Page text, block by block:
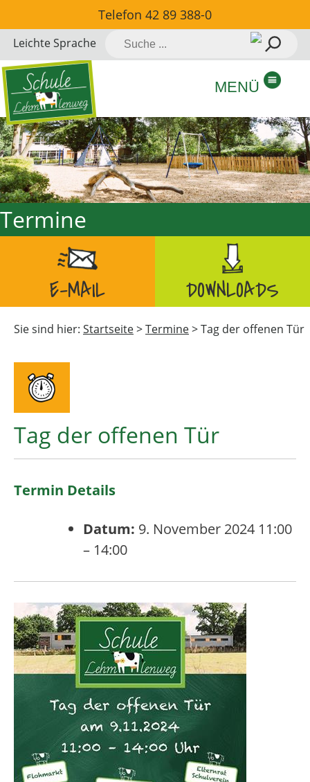
zum
Inhalt
springen
Telefon 42 89 388-0
Leichte Sprache
Suche
Termine
E-MAIL DOWNLOADS
Sie sind hier: Startseite>Termine>Tag der offenen Tür
Tag der offenen Tür
Termin Details
Datum: 9. November 2024 11:00
– 14:00
MENÜ